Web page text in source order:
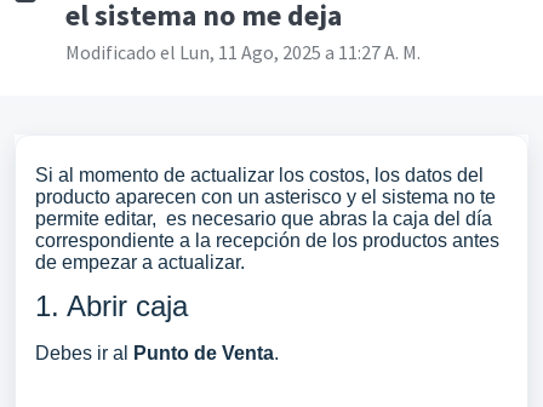
el sistema no me deja
Modificado el Lun, 11 Ago, 2025 a 11:27 A. M.
Si al momento de actualizar los costos, los datos del
producto aparecen con un asterisco y el sistema no te
permite editar, es necesario que abras la caja del día
correspondiente a la recepción de los productos antes
de empezar a actualizar.
1. Abrir caja
Debes ir al Punto de Venta.